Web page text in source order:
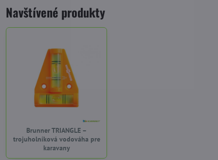
Navštívené produkty
Brunner TRIANGLE –
trojuholníková vodováha pre
karavany